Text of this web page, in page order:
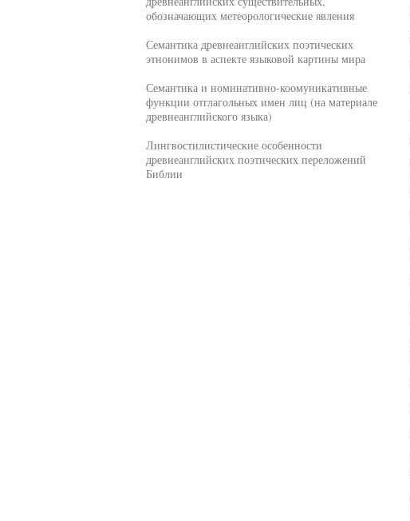
обозначающих метеорологические явления
Семантика древнеанглийских поэтических
этнонимов в аспекте языковой картины мира
Семантика и номинативно-коомуникативные
функции отглагольных имен лиц (на материале
древнеанглийского языка)
Лингвостилистические особенности
древнеанглийских поэтических переложений
Библии